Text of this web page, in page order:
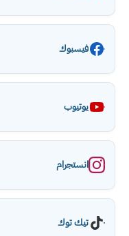
فيسبوك
يوتيوب
انستجرام
تيك توك